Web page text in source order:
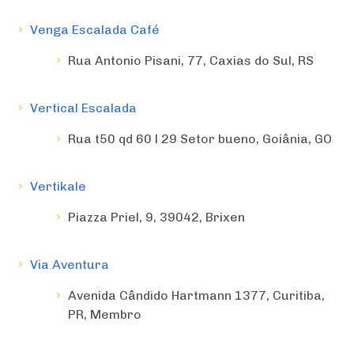
Venga Escalada Café
Rua Antonio Pisani, 77, Caxias do Sul, RS
Vertical Escalada
Rua t50 qd 60 l 29 Setor bueno, Goiânia, GO
Vertikale
Piazza Priel, 9, 39042, Brixen
Via Aventura
Avenida Cândido Hartmann 1377, Curitiba,
PR, Membro